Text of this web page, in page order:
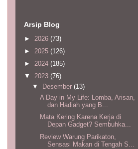
Arsip Blog
► 2026 (73)
► 2025 (126)
► 2024 (185)
▼ 2023 (76)
▼
Desember (13)
A Day in My Life: Lomba, Arisan,
dan Hadiah yang B...
Mata Kering Karena Kerja di
Depan Gadget? Sembuhka...
Review Warung Parikaton,
Sensasi Makan di Tengah S...